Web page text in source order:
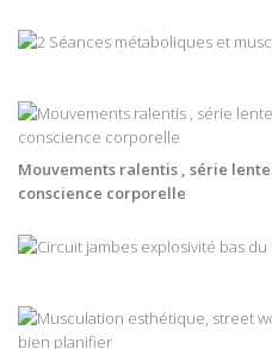
Mouvements ralentis , série
conscience corporelle